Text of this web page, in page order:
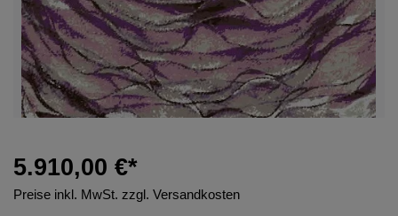
5.910,00 €*
Preise inkl. MwSt. zzgl. Versandkosten